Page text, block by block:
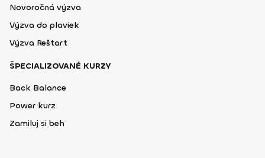
Novoročná výzva
Výzva do plaviek
Výzva Reštart
ŠPECIALIZOVANÉ KURZY
Back Balance
Power kurz
Zamiluj si beh